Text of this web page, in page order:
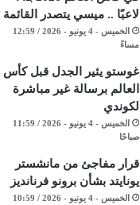
لاعبًا .. ميسي يتصدر القائمة
الخميس - 4 يونيو - 2026 / 12:59
مساءً
غوستو يثير الجدل قبل كأس
العالم برسالة غير مباشرة
لكوندي
الخميس - 4 يونيو - 2026 / 11:59
صباحًا
قرار مفاجئ من مانشستر
يونايتد بشأن برونو فرنانديز
الخميس - 4 يونيو - 2026 / 10:59